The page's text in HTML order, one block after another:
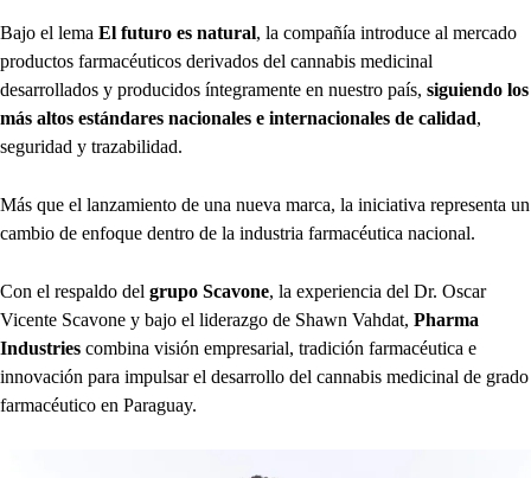
Bajo el lema El futuro es natural, la compañía introduce al mercado
productos farmacéuticos derivados del cannabis medicinal
desarrollados y producidos íntegramente en nuestro país, siguiendo los
más altos estándares nacionales e internacionales de calidad,
seguridad y trazabilidad.
Más que el lanzamiento de una nueva marca, la iniciativa representa un
cambio de enfoque dentro de la industria farmacéutica nacional.
Con el respaldo del grupo Scavone, la experiencia del Dr. Oscar
Vicente Scavone y bajo el liderazgo de Shawn Vahdat, Pharma
Industries combina visión empresarial, tradición farmacéutica e
innovación para impulsar el desarrollo del cannabis medicinal de grado
farmacéutico en Paraguay.